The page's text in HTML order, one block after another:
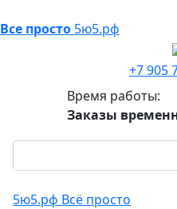
Все просто 5ю5.рф
+7 905
Время работы:
Заказы
5ю5.рф Всё просто